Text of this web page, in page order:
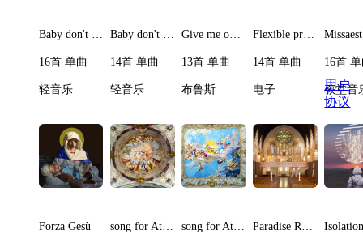
16首 单曲
轻音乐
14首 单曲
轻音乐
13首 单曲
布鲁斯
14首 单曲
电子
Missaest
16首
教堂音
Forza Gesù song for Athene II song for Athene I Paradise Resort IV
用户
协议